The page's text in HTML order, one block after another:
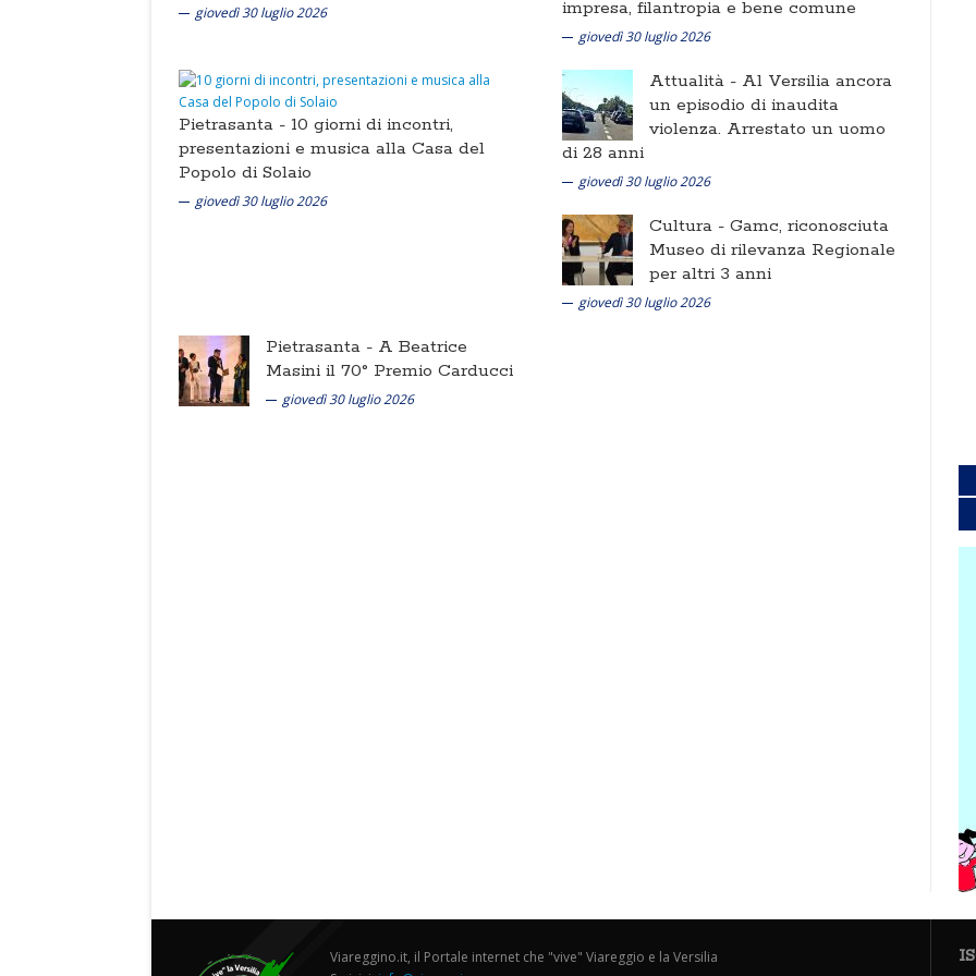
giovedì 30 luglio 2026
impresa, filantropia e bene comune
giovedì 30 luglio 2026
Pietrasanta - 10 giorni di incontri,
presentazioni e musica alla Casa del
Popolo di Solaio
giovedì 30 luglio 2026
Attualità - Al Versilia ancora
un episodio di inaudita
violenza. Arrestato un uomo
di 28 anni
giovedì 30 luglio 2026
Cultura - Gamc, riconosciuta
Museo di rilevanza Regionale
per altri 3 anni
giovedì 30 luglio 2026
Pietrasanta - A Beatrice
Masini il 70° Premio Carducci
giovedì 30 luglio 2026
Viareggino.it, il Portale internet che "vive" Viareggio e la Versilia